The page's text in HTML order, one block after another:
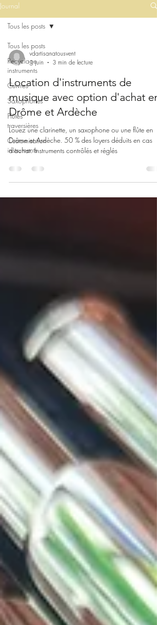
Journal
Tous les posts
Recyclage
instruments
Cuivres
Saxophones
Flûtes
traversières
Customisation
instruments
Tous les posts
vdartisanatousvent
1 juin
3 min de lecture
Location d'instruments de
musique avec option d'achat en
Drôme et Ardèche
Louez une clarinette, un saxophone ou une flûte en
Drôme et Ardèche. 50 % des loyers déduits en cas
d'achat. Instruments contrôlés et réglés